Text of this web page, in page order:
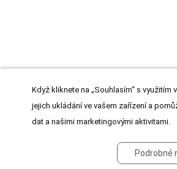
Když kliknete na „Souhlasím“ s
jejich ukládání ve vašem zařízení a
dat a našimi marketingovými aktivitami.
Podrobné